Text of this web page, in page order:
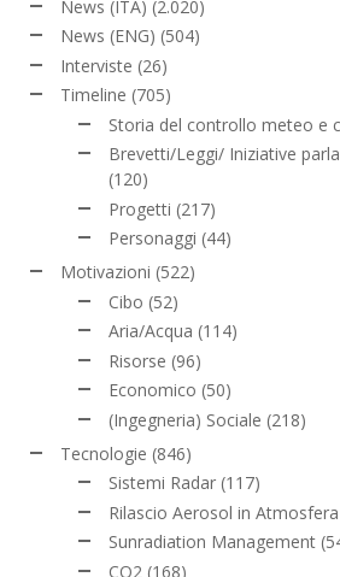
News (ITA) (2.020)
News (ENG) (504)
Interviste (26)
Timeline (705)
Storia del controllo meteo e
Brevetti/Leggi/ Iniziative
(120)
Progetti (217)
Personaggi (44)
Motivazioni (522)
Cibo (52)
Aria/Acqua (114)
Risorse (96)
Economico (50)
(Ingegneria) Sociale (218)
Tecnologie (846)
Sistemi Radar (117)
Rilascio Aerosol in Atmosfera
Sunradiation Management
CO2 (168)